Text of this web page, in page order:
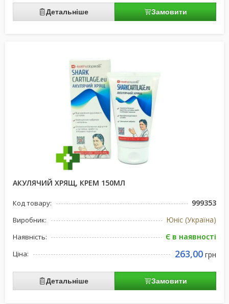
Детальніше Замовити
АКУЛЯЧИЙ ХРЯЩ, КРЕМ 150МЛ
Код товару: 999353
Виробник: Юніс (Україна)
Наявність: Є в наявності
Ціна: 263,00 грн
Детальніше Замовити